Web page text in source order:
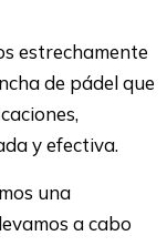
estrechamente
de pádel que
y efectiva.
una
a cabo